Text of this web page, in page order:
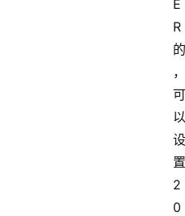
E
R
的
，
可
以
设
置
2
0